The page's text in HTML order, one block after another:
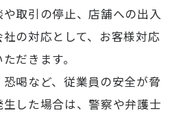
取引の停止、店舗への出入
の対応として、お客様対応
だきます。
喝など、従業員の安全が脅
した場合は、警察や弁護士